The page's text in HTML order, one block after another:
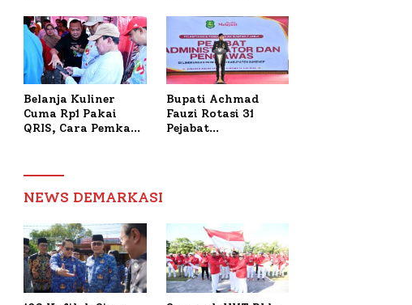
Tani Tembakau
Serahkan Bantuan
Bedah RTLH di Dua
Kecamatan
Belanja Kuliner
Cuma Rp1 Pakai
QRIS, Cara Pemkab
Bupati Achmad
Fauzi Rotasi 31
Pejabat
NEWS DEMARKASI